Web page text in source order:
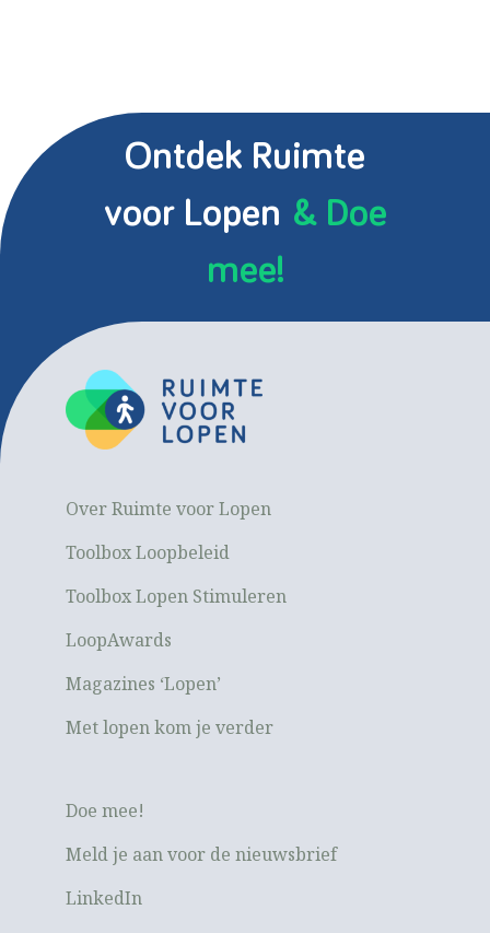
Ontdek Ruimte
voor Lopen & Doe
mee!
Over Ruimte voor Lopen
Toolbox Loopbeleid
Toolbox Lopen Stimuleren
LoopAwards
Magazines ‘Lopen’
Met lopen kom je verder
Doe mee!
Meld je aan voor de nieuwsbrief
LinkedIn